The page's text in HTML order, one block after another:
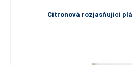
Citronová rozjasňující